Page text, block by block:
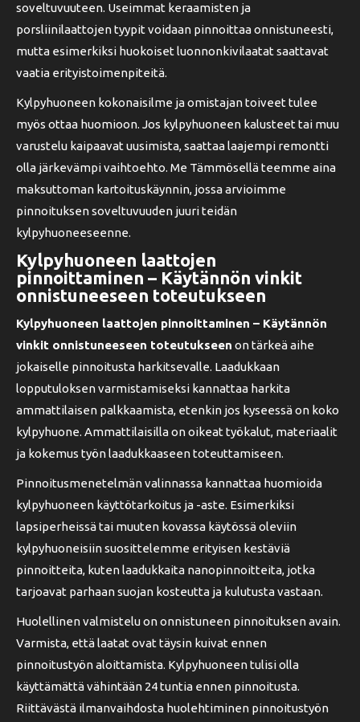
soveltuvuuteen. Useimmat keraamisten ja
porsliinilaattojen tyypit voidaan pinnoittaa onnistuneesti,
mutta esimerkiksi huokoiset luonnonkivilaatat saattavat
vaatia erityistoimenpiteitä.
Kylpyhuoneen kokonaisilme ja omistajan toiveet tulee
myös ottaa huomioon. Jos kylpyhuoneen kalusteet tai muu
varustelu kaipaavat uusimista, saattaa laajempi remontti
olla järkevämpi vaihtoehto. Me Tämmösellä teemme aina
maksuttoman kartoituskäynnin, jossa arvioimme
pinnoituksen soveltuvuuden juuri teidän
kylpyhuoneeseenne.
Kylpyhuoneen laattojen
pinnoittaminen – Käytännön vinkit
onnistuneeseen toteutukseen
Kylpyhuoneen laattojen pinnoittaminen – Käytännön
vinkit onnistuneeseen toteutukseen on tärkeä aihe
jokaiselle pinnoitusta harkitsevalle. Laadukkaan
lopputuloksen varmistamiseksi kannattaa harkita
ammattilaisen palkkaamista, etenkin jos kyseessä on koko
kylpyhuone. Ammattilaisilla on oikeat työkalut, materiaalit
ja kokemus työn laadukkaaseen toteuttamiseen.
Pinnoitusmenetelmän valinnassa kannattaa huomioida
kylpyhuoneen käyttötarkoitus ja -aste. Esimerkiksi
lapsiperheissä tai muuten kovassa käytössä oleviin
kylpyhuoneisiin suosittelemme erityisen kestäviä
pinnoitteita, kuten laadukkaita nanopinnoitteita, jotka
tarjoavat parhaan suojan kosteutta ja kulutusta vastaan.
Huolellinen valmistelu on onnistuneen pinnoituksen avain.
Varmista, että laatat ovat täysin kuivat ennen
pinnoitustyön aloittamista. Kylpyhuoneen tulisi olla
käyttämättä vähintään 24 tuntia ennen pinnoitusta.
Riittävästä ilmanvaihdosta huolehtiminen pinnoitustyön